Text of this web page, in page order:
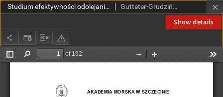
Show details
Studium efektywności odolejania okrętowych wód zęzowych z wykorzystaniem sekcji hydrocyklonów i koalescencyjnych przegród porowatych Gutteter-Grudziński, Jerzy